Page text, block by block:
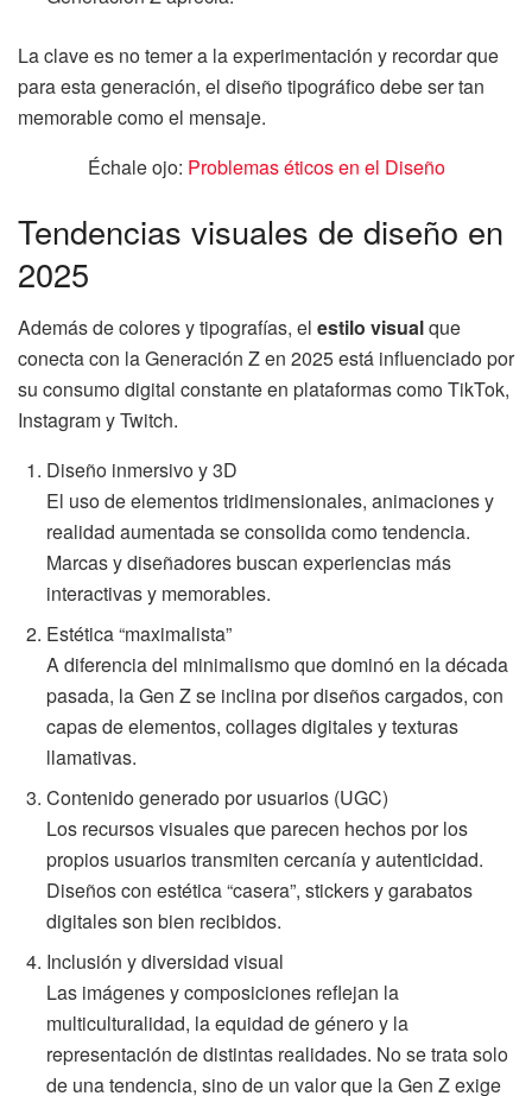
La clave es no temer a la experimentación y recordar que
para esta generación, el diseño tipográfico debe ser tan
memorable como el mensaje.
Échale ojo: Problemas éticos en el Diseño
Tendencias visuales de diseño en
2025
Además de colores y tipografías, el estilo visualque
conecta con la Generación Z en 2025 está influenciado por
su consumo digital constante en plataformas como TikTok,
Instagram y Twitch.
Diseño inmersivo y 3D
El uso de elementos tridimensionales, animaciones y
realidad aumentada se consolida como tendencia.
Marcas y diseñadores buscan experiencias más
interactivas y memorables.
Estética “maximalista”
A diferencia del minimalismo que dominó en la década
pasada, la Gen Z se inclina por diseños cargados, con
capas de elementos, collages digitales y texturas
llamativas.
Contenido generado por usuarios (UGC)
Los recursos visuales que parecen hechos por los
propios usuarios transmiten cercanía y autenticidad.
Diseños con estética “casera”, stickers y garabatos
digitales son bien recibidos.
Inclusión y diversidad visual
Las imágenes y composiciones reflejan la
multiculturalidad, la equidad de género y la
representación de distintas realidades. No se trata solo
de una tendencia, sino de un valor que la Gen Z exige